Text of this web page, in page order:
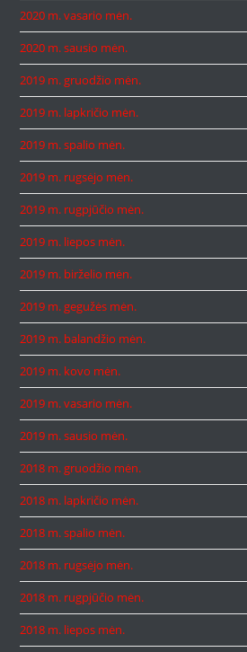
2020 m. vasario mėn.
2020 m. sausio mėn.
2019 m. gruodžio mėn.
2019 m. lapkričio mėn.
2019 m. spalio mėn.
2019 m. rugsėjo mėn.
2019 m. rugpjūčio mėn.
2019 m. liepos mėn.
2019 m. birželio mėn.
2019 m. gegužės mėn.
2019 m. balandžio mėn.
2019 m. kovo mėn.
2019 m. vasario mėn.
2019 m. sausio mėn.
2018 m. gruodžio mėn.
2018 m. lapkričio mėn.
2018 m. spalio mėn.
2018 m. rugsėjo mėn.
2018 m. rugpjūčio mėn.
2018 m. liepos mėn.